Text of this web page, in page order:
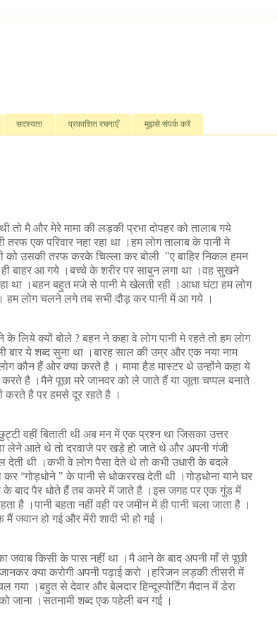
सदस्यता प्रकाशित रचनाएँ मुझसे संपर्क करें
तो मै और मेरे मामा की लड़की प्रभा दोपहर को तालाब गये
एक परिवार नहा रहा था ।हम लोग तालाब के पानी मे
उसकी तरफ करके चिल्ला कर बोली "ए बाहिर निकल हमन
ही बाहर आ गये ।बच्चे के शरीर पर साबुन लगा था ।वह सुखने
था ।बहन बहुत मजे से पानी मे खेलती रही ।आधा घंटा हम लोग
। हम लोग चलने लगे तब सभी दौड़ कर पानी में आ गये ।
के लिये क्यों बोले ? बहन ने कहा वे लोग पानी मे रहते तो हम लोग
बार ये शब्द सुना था ।बारह साल की उम्र और एक नया नाम
कौन हैं ओर क्या करते है । मामा हैड मास्टर थे उन्होंनेकहा ये
है ।मैने पूछा मरे जानवर को ले जाते हैं या जूता चप्पल बनाते
करते है पर हमसे दूर रहते है ।
वहीं बिताती थी अब मन में एक प्रश्न था जिसका उत्तर
लेने आते थे तो दरवाजे पर खड़े हो जाते थे और अपनी गंजी
थी ।कभी वे लोग पैसा देते थे तो कभी उधारी के बदले
कर "गोड़धोने" के पानी से धोकररख देती थी ।गोड़धोना याने घर
बाद पैर धोते हैं तब कमरे में जाते है ।इस जगह पर एक गुंड में
है ।पानी बहता नहीं वही पर जमीन में ही पानी चला जाता है ।
हो गई और मेंरी शादी भी हो गई ।
जवाब किसी के पास नहीं था ।मै आने के बाद अपनी माँ से पूछी
क्या करोगी अपनी पढ़ाई करो ।हरिजन लड़की तीसरी में
गया ।बहुत से देवार और बेलदार हिन्दूस्पोर्टिंग मैदान में डेरा
जाना ।सतनामी शब्द एक पहेली बन गई ।